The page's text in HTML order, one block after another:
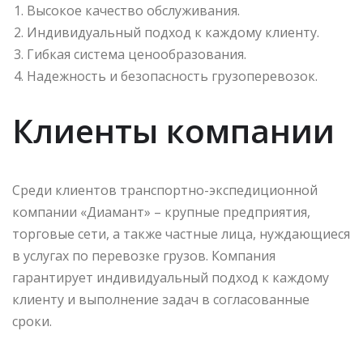
Высокое качество обслуживания.
Индивидуальный подход к каждому клиенту.
Гибкая система ценообразования.
Надежность и безопасность грузоперевозок.
Клиенты компании
Среди клиентов транспортно-экспедиционной
компании «Диамант» – крупные предприятия,
торговые сети, а также частные лица, нуждающиеся
в услугах по перевозке грузов. Компания
гарантирует индивидуальный подход к каждому
клиенту и выполнение задач в согласованные
сроки.